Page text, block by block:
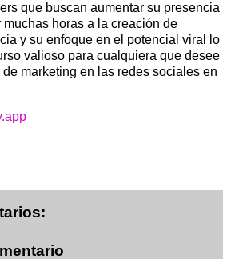
que buscan aumentar su presencia
horas a la creación de
y su enfoque en el potencial viral lo
valioso para cualquiera que desee
marketing en las redes sociales en